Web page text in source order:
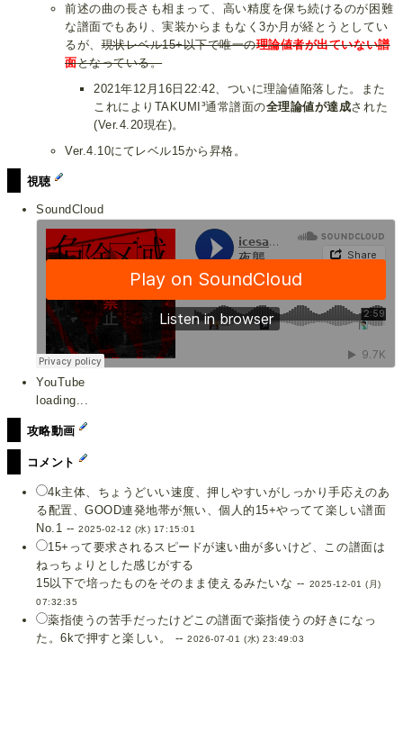
前述の曲の長さも相まって、高い精度を保ち続けるのが困難
な譜面でもあり、実装からまもなく3か月が経とうとしてい
るが、現状レベル15+以下で唯一の理論値者が出ていない譜
面となっている。
2021年12月16日22:42、ついに理論値陥落した。また
これによりTAKUMI³通常譜面の全理論値が達成された
(Ver.4.20現在)。
Ver.4.10にてレベル15から昇格。
視聴
SoundCloud
YouTube
loading...
攻略動画
コメント
4k主体、ちょうどいい速度、押しやすいがしっかり手応えのあ
る配置、GOOD連発地帯が無い、個人的15+やってて楽しい譜面
No.1 --2025-02-12 (水) 17:15:01
15+って要求されるスピードが速い曲が多いけど、この譜面は
ねっちょりとした感じがする
15以下で培ったものをそのまま使えるみたいな -- 2025-12-01 (月)
07:32:35
薬指使うの苦手だったけどこの譜面で薬指使うの好きになっ
た。6kで押すと楽しい。 --2026-07-01 (水) 23:49:03